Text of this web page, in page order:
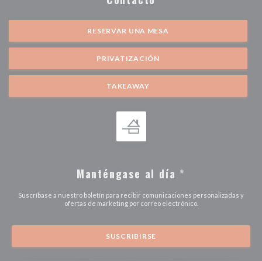
RESERVAR UNA MESA
PRIVATIZACIÓN
TAKEAWAY
Manténgase al día *
Suscríbase a nuestro boletín para recibir comunicaciones personalizadas y
ofertas de marketing por correo electrónico.
SUSCRIBIRSE